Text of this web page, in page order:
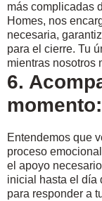
más complicadas
Homes, nos
necesaria,
para el cierre. Tu
mientras nosotros
6.
momento:
Entendemos que
proceso
el apoyo
inicial hasta el día
para responder a